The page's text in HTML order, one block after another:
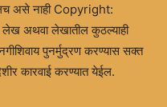
असे नाही Copyright:
अथवा लेखातील कुठल्याही
पुनर्मुद्रण करण्यास सक्त
कारवाई करण्यात येईल.